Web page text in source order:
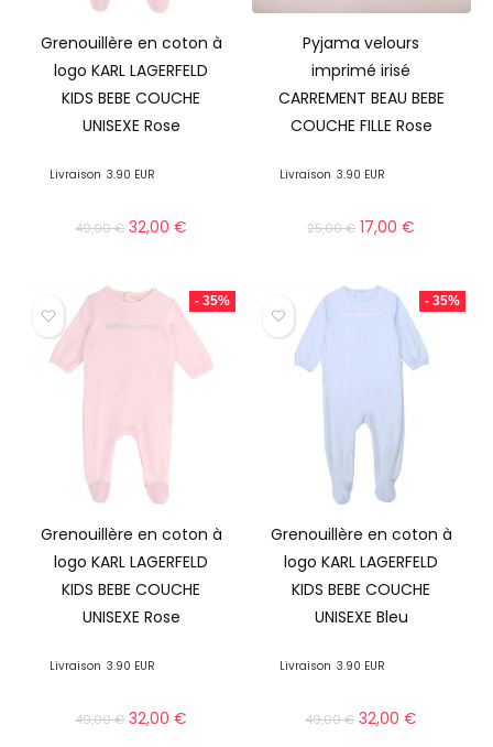
Grenouillère en coton à
logo KARL LAGERFELD
KIDS BEBE COUCHE
UNISEXE Rose
Livraison 3.90 EUR
49,00€ 32,00€
Pyjama velours
imprimé irisé
CARREMENT BEAU BEBE
COUCHE FILLE Rose
Livraison 3.90 EUR
25,00€ 17,00€
- 35%
Grenouillère en coton à
logo KARL LAGERFELD
KIDS BEBE COUCHE
UNISEXE Rose
Livraison 3.90 EUR
49,00€ 32,00€
- 35%
Grenouillère en coton à
logo KARL LAGERFELD
KIDS BEBE COUCHE
UNISEXE Bleu
Livraison 3.90 EUR
49,00€ 32,00€